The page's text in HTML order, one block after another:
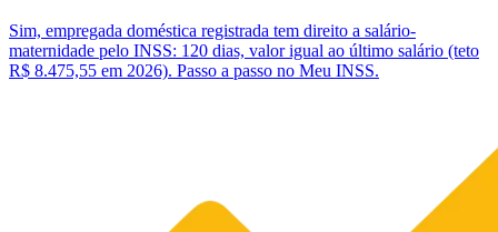
Sim, empregada doméstica registrada tem direito a salário-
maternidade pelo INSS: 120 dias, valor igual ao último salário (teto
R$ 8.475,55 em 2026). Passo a passo no Meu INSS.